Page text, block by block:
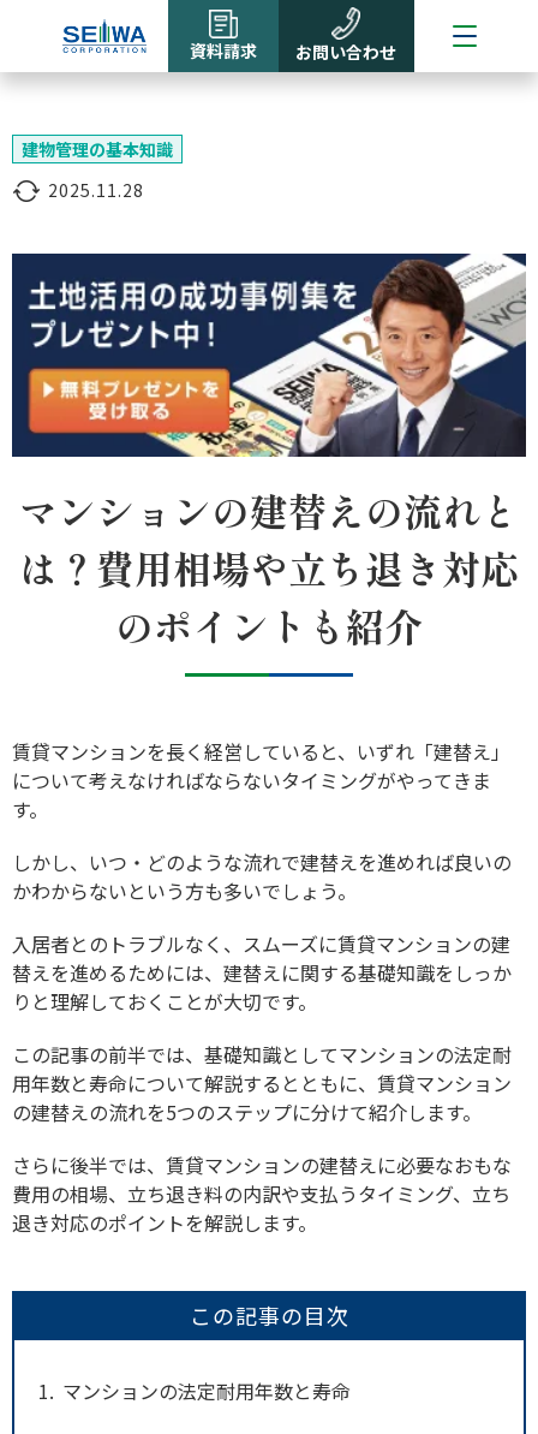
資料請求 お問い合わせ
2025.11.28
建物管理の基本知識
マンションの建替えの流れと
は？費用相場や立ち退き対応
のポイントも紹介
賃貸マンションを長く経営していると、いずれ「建替え」
について考えなければならないタイミングがやってきま
す。
しかし、いつ・どのような流れで建替えを進めれば良いの
かわからないという方も多いでしょう。
入居者とのトラブルなく、スムーズに賃貸マンションの建
替えを進めるためには、建替えに関する基礎知識をしっか
りと理解しておくことが大切です。
この記事の前半では、基礎知識としてマンションの法定耐
用年数と寿命について解説するとともに、賃貸マンション
の建替えの流れを5つのステップに分けて紹介します。
さらに後半では、賃貸マンションの建替えに必要なおもな
費用の相場、立ち退き料の内訳や支払うタイミング、立ち
退き対応のポイントを解説します。
この記事の目次
1 マンションの法定耐用年数と寿命